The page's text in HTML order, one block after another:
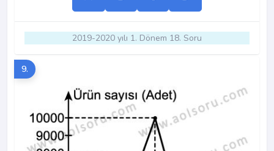
2019-2020 yılı 1. Dönem 18. Soru
9.